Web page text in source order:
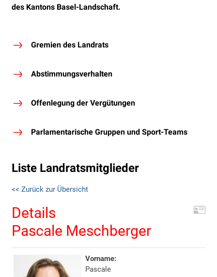
des Kantons Basel-Landschaft.
Gremien des Landrats
Abstimmungsverhalten
Offenlegung der Vergütungen
Parlamentarische Gruppen und Sport-Teams
Liste Landratsmitglieder